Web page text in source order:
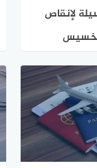
لإنقاص